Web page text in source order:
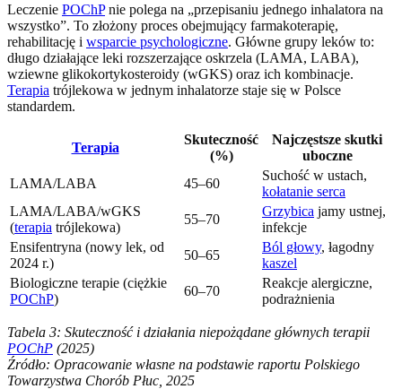
Leczenie POChPnie polega na „przepisaniu jednego inhalatora na
wszystko”. To złożony proces obejmujący farmakoterapię,
rehabilitację i wsparcie psychologiczne. Główne grupy leków to:
długo działające leki rozszerzające oskrzela (LAMA, LABA),
wziewne glikokortykosteroidy (wGKS) oraz ich kombinacje.
Terapia trójlekowa w jednym inhalatorze staje się w Polsce
standardem.
Terapia
Skuteczność
(%)
Najczęstsze skutki
uboczne
LAMA/LABA
45–60
Suchość w ustach,
kołatanie serca
LAMA/LABA/wGKS
(terapia trójlekowa)
55–70
Grzybica jamy ustnej,
infekcje
Ensifentryna (nowy lek, od
2024 r.)
50–65
Ból głowy, łagodny
kaszel
Biologiczne terapie (ciężkie
POChP)
60–70
Reakcje alergiczne,
podrażnienia
Tabela 3: Skuteczność i działania niepożądane głównych terapii
POChP (2025)
Źródło: Opracowanie własne na podstawie raportu Polskiego
Towarzystwa Chorób Płuc, 2025